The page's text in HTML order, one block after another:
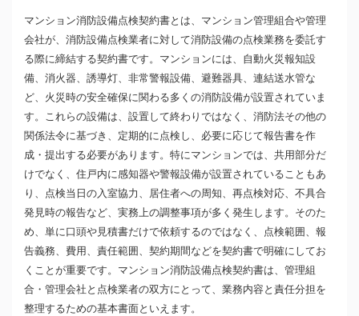
マンション消防設備点検契約書とは、マンション管理組合や管理
会社が、消防設備点検業者に対して消防設備の点検業務を委託す
る際に締結する契約書です。マンションには、自動火災報知設
備、消火器、誘導灯、非常警報設備、避難器具、連結送水管な
ど、火災時の安全確保に関わる多くの消防設備が設置されていま
す。これらの設備は、設置して終わりではなく、消防法その他の
関係法令に基づき、定期的に点検し、必要に応じて報告書を作
成・提出する必要があります。特にマンションでは、共用部分だ
けでなく、住戸内に感知器や警報設備が設置されていることもあ
り、点検当日の入室協力、居住者への周知、再点検対応、不具合
発見時の報告など、実務上の調整事項が多く発生します。そのた
め、単に口頭や見積書だけで依頼するのではなく、点検範囲、報
告義務、費用、責任範囲、契約期間などを契約書で明確にしてお
くことが重要です。マンション消防設備点検契約書は、管理組
合・管理会社と点検業者の双方にとって、業務内容と責任分担を
整理するための基本書面といえます。